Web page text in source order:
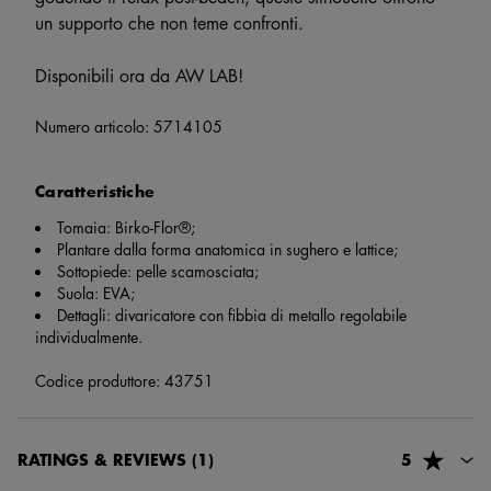
un supporto che non teme confronti.
Disponibili ora da AW LAB!
Numero articolo: 5714105
Caratteristiche
Tomaia: Birko-Flor®;
Plantare dalla forma anatomica in sughero e lattice;
Sottopiede: pelle scamosciata;
Suola: EVA;
Dettagli: divaricatore con fibbia di metallo regolabile
individualmente.
Codice produttore: 43751
RATINGS & REVIEWS (1) 5